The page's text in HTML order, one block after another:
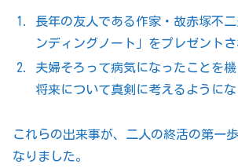
長年の友人である作家・故赤塚不
ンディングノート」をプレゼントさ
夫婦そろって病気になったことを
将来について真剣に考えるようにな
これらの出来事が、二人の終活の第一
なりました。